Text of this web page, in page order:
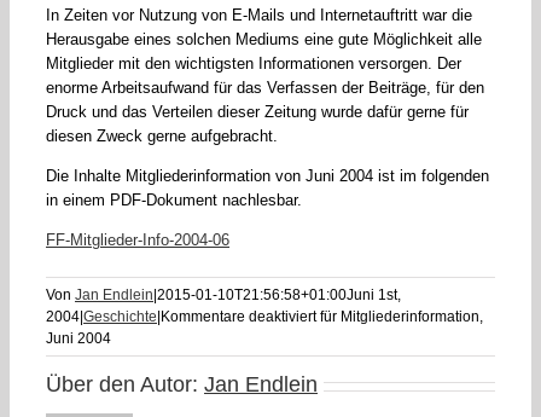
In Zeiten vor Nutzung von E-Mails und Internetauftritt war die
Herausgabe eines solchen Mediums eine gute Möglichkeit alle
Mitglieder mit den wichtigsten Informationen versorgen. Der
enorme Arbeitsaufwand für das Verfassen der Beiträge, für den
Druck und das Verteilen dieser Zeitung wurde dafür gerne für
diesen Zweck gerne aufgebracht.
Die Inhalte Mitgliederinformation von Juni 2004 ist im folgenden
in einem PDF-Dokument nachlesbar.
FF-Mitglieder-Info-2004-06
Von Jan Endlein 2015-01-10T21:56:58+01:00Juni 1st,
2004 Geschichte Kommentare deaktiviertfür Mitgliederinformation,
Juni 2004
Über den Autor: Jan Endlein